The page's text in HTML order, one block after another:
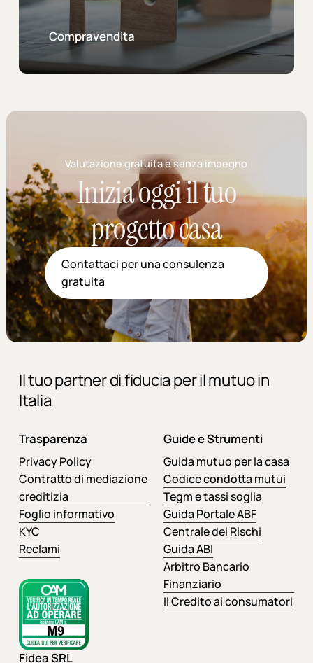
Compravendita
Valutazione gratuita e senza impegno
Inizia oggi il tuo
progetto casa
Contattaci per una consulenza
gratuita
Il tuo partner di fiducia per il mutuo in
Italia
Trasparenza
Privacy Policy
Contratto di mediazione
creditizia
Foglio informativo
KYC
Reclami
Guide e Strumenti
Guida mutuo per la casa
Codice condotta mutui
Tegm e tassi soglia
Guida Portale ABF
Centrale dei Rischi
Guida ABI
Arbitro Bancario
Finanziario
Il Credito ai consumatori
Fidea SRL